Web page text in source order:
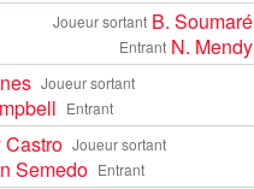
Joueur sortant B. Soumaré
Entrant N. Mendy
Joueur sortant
Entrant
Joueur sortant
Castro
Entrant
Semedo